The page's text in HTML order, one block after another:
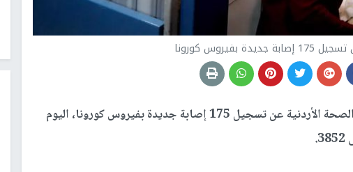
بفيروس كورونا
كشفت وزارة الصحة الأردنية عن تسجيل 175 إصابة جديدة بفيروس كورونا، اليوم